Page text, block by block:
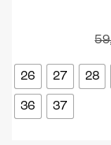
26 27 28
36 37